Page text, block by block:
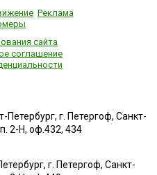
Реклама
сайта
соглашение
г. Петергоф, Санкт-
2-Н, оф.432, 434
г. Петергоф, Санкт-